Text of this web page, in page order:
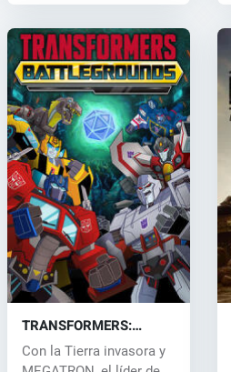
TRANSFORMERS:
BATTLEGROUNDS (PC)
key
Con la Tierra invasora y